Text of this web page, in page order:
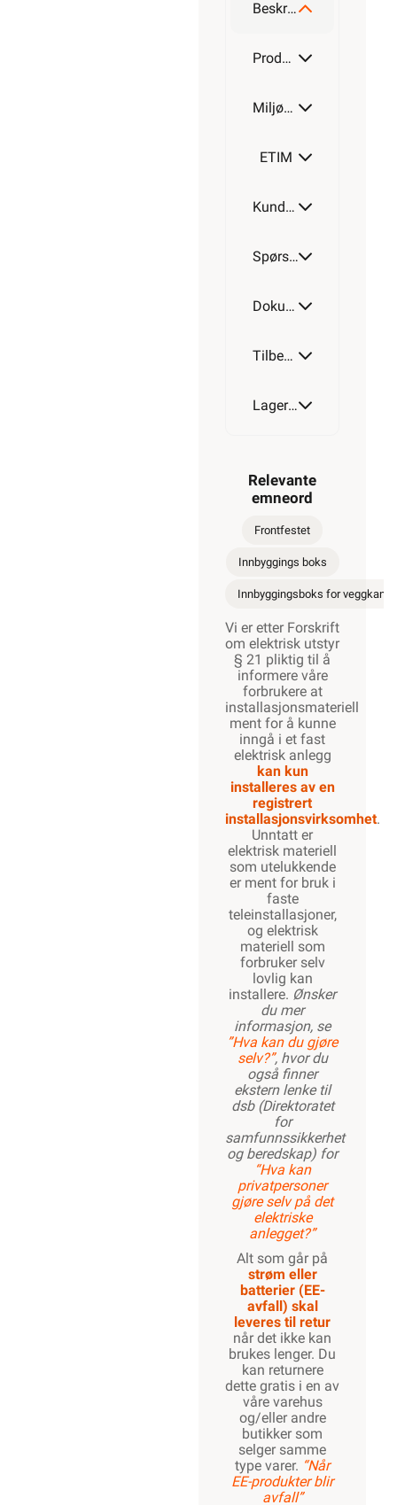
Beskrivelse
Produktdetaljer
Miljøparametere
ETIM
Kundeomtale
Spørsmål og svar
Dokumentasjon
Tilbehør
Lagerstatus
Relevante
emneord
Frontfestet
Innbyggings boks
Innbyggingsboks for veggkanal
Vi er etter Forskrift
om elektrisk utstyr
§ 21 pliktig til å
informere våre
forbrukere at
installasjonsmateriell
ment for å kunne
inngå i et fast
elektrisk anlegg
kan kun
installeres av en
registrert
installasjonsvirksomhet.
Unntatt er
elektrisk materiell
som utelukkende
er ment for bruk i
faste
teleinstallasjoner,
og elektrisk
materiell som
forbruker selv
lovlig kan
installere. Ønsker
du mer
informasjon, se
”Hva kan du gjøre
selv?”, hvor du
også finner
ekstern lenke til
dsb (Direktoratet
for
samfunnssikkerhet
og beredskap) for
“Hva kan
privatpersoner
gjøre selv på det
elektriske
anlegget?”
Alt som går på
strøm eller
batterier (EE-
avfall) skal
leveres til retur
når det ikke kan
brukes lenger. Du
kan returnere
dette gratis i en av
våre varehus
og/eller andre
butikker som
selger samme
type varer. “Når
EE-produkter blir
avfall”